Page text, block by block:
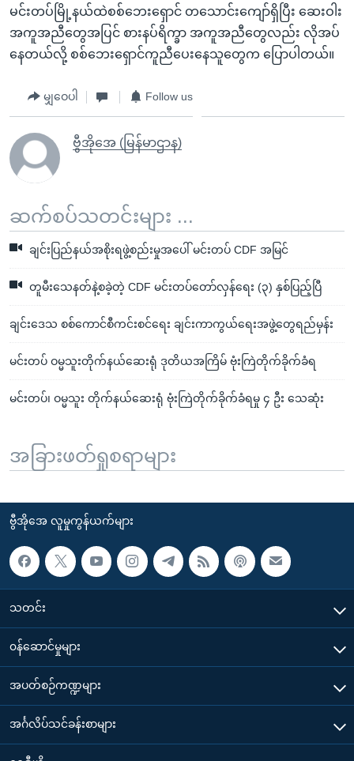
မင်းတပ်မြို့နယ်ထဲစစ်ဘေးရှောင် တသောင်းကျော်ရှိပြီး ဆေးဝါး
အကူအညီတွေအပြင် စားနပ်ရိက္ခာ အကူအညီတွေလည်း လိုအပ်
နေတယ်လို့ စစ်ဘေးရှောင်ကူညီပေးနေသူတွေက ပြောပါတယ်။
မျှဝေပါ Follow us
ဗွီအိုအေ (မြန်မာဌာန)
ဆက်စပ်သတင်းများ ...
ချင်းပြည်နယ်အစိုးရဖွဲ့စည်းမှုအပေါ် မင်းတပ် CDF အမြင်
တူမီးသေနတ်နဲ့စခဲ့တဲ့ CDF မင်းတပ်တော်လှန်ရေး (၃) နှစ်ပြည့်ပြီ
ချင်းဒေသ စစ်ကောင်စီကင်းစင်ရေး ချင်းကာကွယ်ရေးအဖွဲ့တွေရည်မှန်း
မင်းတပ် ဝမ္မသူးတိုက်နယ်ဆေးရုံ ဒုတိယအကြိမ် ဗုံးကြဲတိုက်ခိုက်ခံရ
မင်းတပ်၊ ဝမ္မသူး တိုက်နယ်ဆေးရုံ ဗုံးကြဲတိုက်ခိုက်ခံရမှု ၄ ဦး သေဆုံး
အခြားဖတ်ရှုစရာများ
ဗွီအိုအေ လူမှုကွန်ယက်များ
သတင်း
၀န်ဆောင်မှုများ
အပတ်စဉ်ကဏ္ဍများ
အင်္ဂလိပ်သင်ခန်းစာများ